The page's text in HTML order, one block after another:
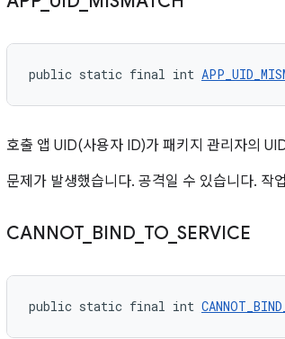
public static final int
호출 앱 UID(사용자 ID)가 패키지 관리자의
문제가 발생했습니다. 공격일 수 있습니다. 작
CANNOT_ BIND TO SERVICE
public static final int